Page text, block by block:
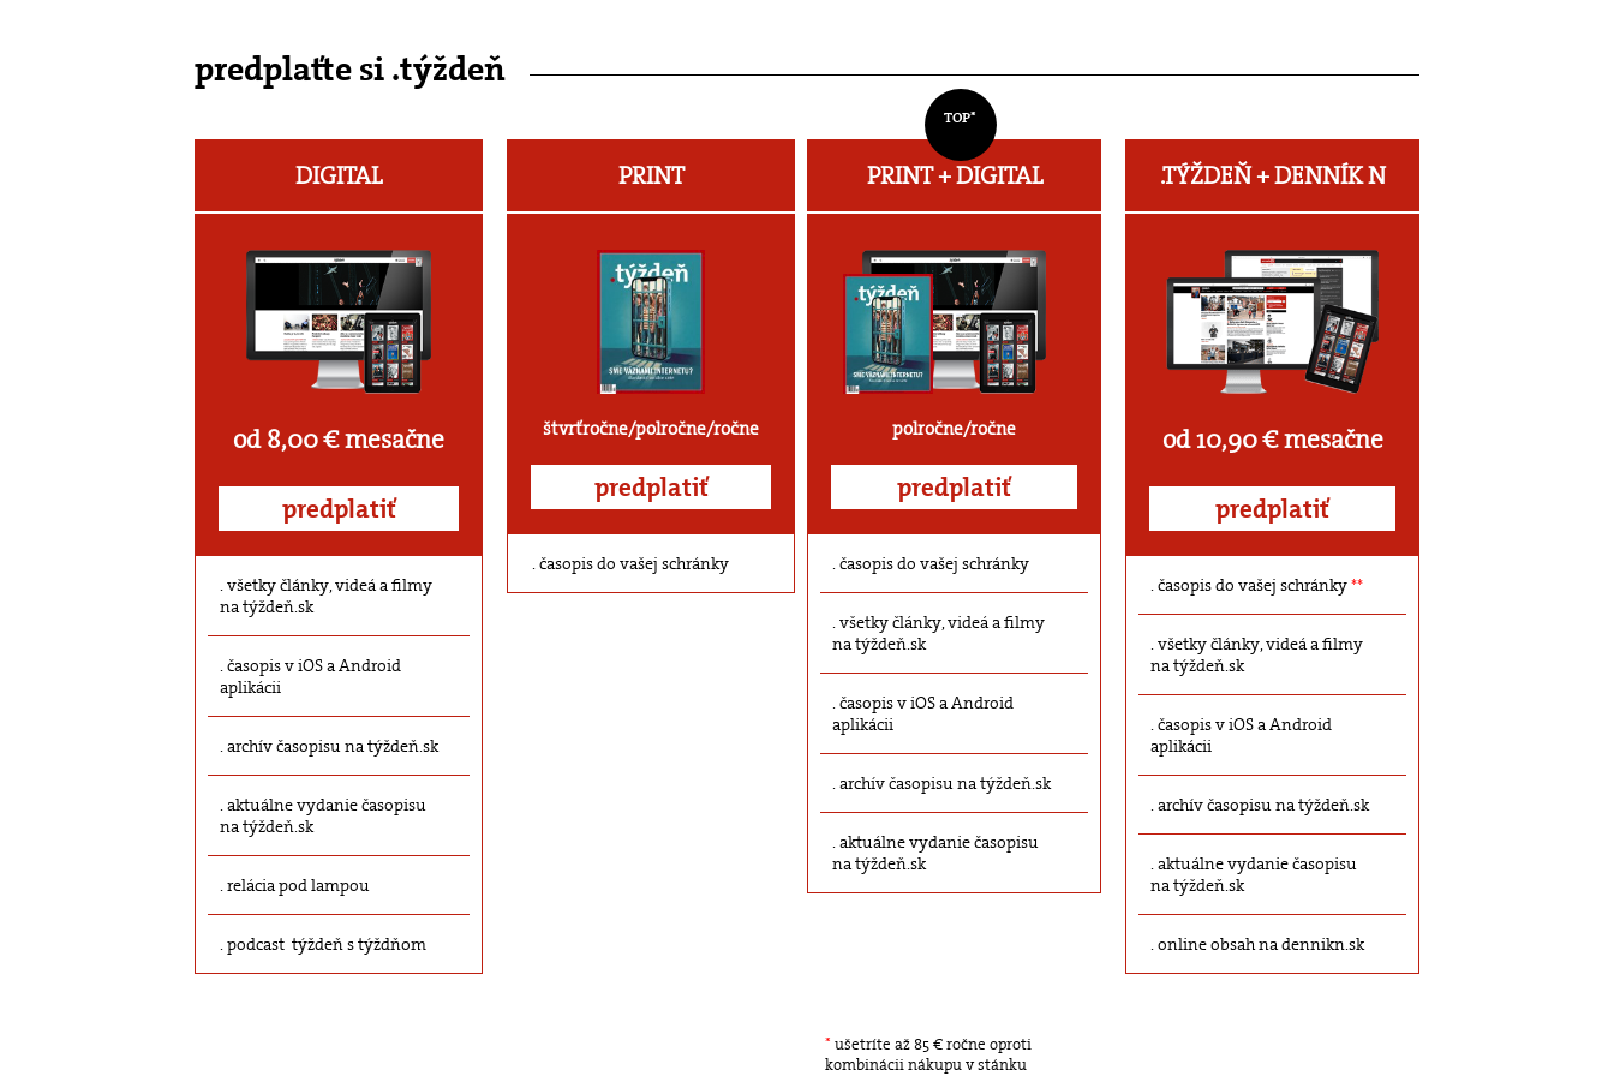
predplaťte si .týždeň
DIGITAL
od 8,00 € mesačne
predplatiť
všetky články, videá a filmy
na týždeň.sk
časopis v iOS a Android
aplikácii
archív časopisu na týždeň.sk
aktuálne vydanie časopisu
na týždeň.sk
relácia pod lampou
podcast týždeň s týždňom
PRINT
štvrťročne/polročne/ročne
predplatiť
časopis do vašej schránky
TOP*
PRINT + DIGITAL
polročne/ročne
predplatiť
časopis do vašej schránky
všetky články, videá a filmy
na týždeň.sk
časopis v iOS a Android
aplikácii
archív časopisu na týždeň.sk
aktuálne vydanie časopisu
na týždeň.sk
.TÝŽDEŇ +DENNÍK N
od 10,90 € mesačne
predplatiť
časopis do vašej schránky**
všetky články, videá a filmy
na týždeň.sk
časopis v iOS a Android
aplikácii
archív časopisu na týždeň.sk
aktuálne vydanie časopisu
na týždeň.sk
online obsah na dennikn.sk
* ušetríte až 85 € ročne oproti
kombinácii nákupu v stánku